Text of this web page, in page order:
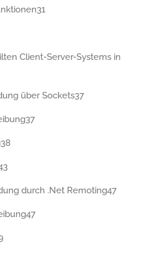
Client-Server-Systems in
über Sockets37
durch .Net Remoting47